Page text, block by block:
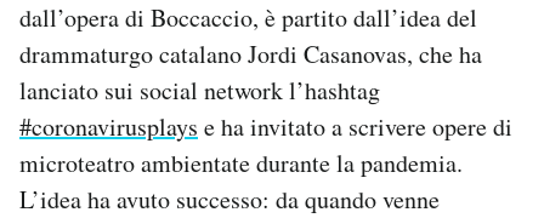
dall’opera di Boccaccio, è partito dall’idea del
drammaturgo catalano Jordi Casanovas, che ha
lanciato sui social network l’hashtag
#coronavirusplays e ha invitato a scrivere opere di
microteatro ambientate durante la pandemia.
L’idea ha avuto successo: da quando venne